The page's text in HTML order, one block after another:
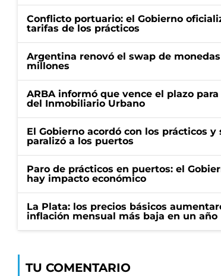
Conflicto portuario: el Gobierno
tarifas de los prácticos
Argentina renovó el swap de
millones
ARBA informó que vence el plazo
del Inmobiliario Urbano
El Gobierno acordó con los prácticos
paralizó a los puertos
Paro de prácticos en puertos: el
hay impacto económico
La Plata: los precios básicos
inflación mensual más baja en un año
TU COMENTARIO